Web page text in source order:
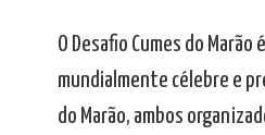
O Desafio Cumes do
mundialmente célebre e
do Marão, ambos